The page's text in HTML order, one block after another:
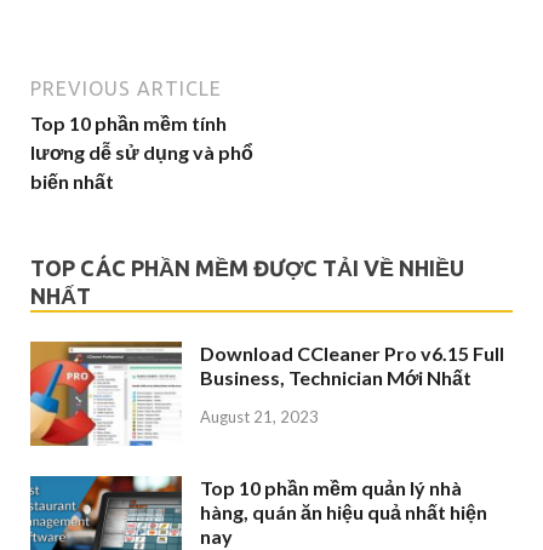
PREVIOUS ARTICLE
Top 10 phần mềm tính
lương dễ sử dụng và phổ
biến nhất
TOP CÁC PHẦN MỀM ĐƯỢC TẢI VỀ NHIỀU
NHẤT
Download CCleaner Pro v6.15 Full
Business, Technician Mới Nhất
August 21, 2023
Top 10 phần mềm quản lý nhà
hàng, quán ăn hiệu quả nhất hiện
nay